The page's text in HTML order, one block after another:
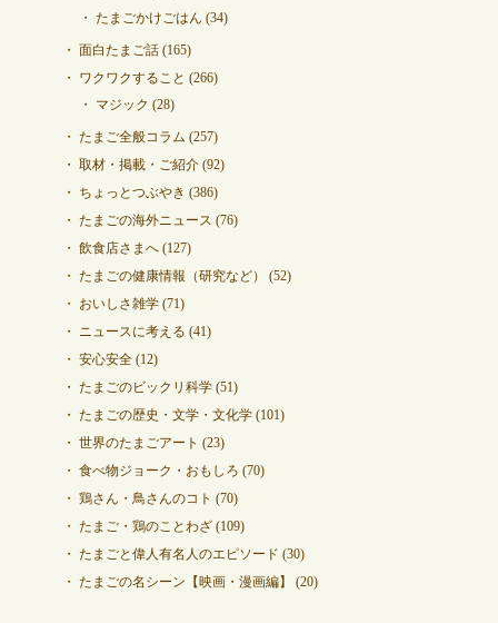
たまごかけごはん (34)
面白たまご話(165)
ワクワクすること (266)
マジック (28)
たまご全般コラム (257)
取材・掲載・ご紹介(92)
ちょっとつぶやき (386)
たまごの海外ニュース (76)
飲食店さまへ(127)
たまごの健康情報（研究など）
(52)
おいしさ雑学(71)
ニュースに考える (41)
安心安全(12)
たまごのビックリ科学(51)
たまごの歴史・文学・文化学(101)
世界のたまごアート (23)
食べ物ジョーク・おもしろ (70)
鶏さん・鳥さんのコト (70)
たまご・鶏のことわざ(109)
たまごと偉人有名人のエピソード (30)
たまごの名シーン【映画・漫画編】
(20)